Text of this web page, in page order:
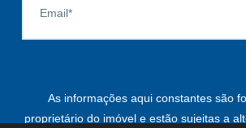
As informações aqui constantes são
proprietário do imóvel e estão sujeitas a